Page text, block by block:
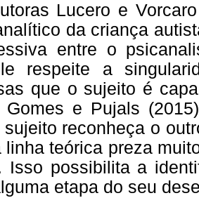
Lucero e
da criança
entre o
respeite a
que o sujeito é
Gomes e Pujals
sujeito reconheça o
linha teórica preza
Isso possibilita a
etapa do seu